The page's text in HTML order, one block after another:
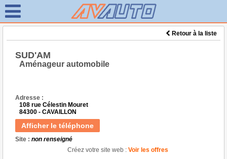
Retour à la liste
SUD'AM
Aménageur automobile
Adresse :
108 rue Célestin Mouret
84300 - CAVAILLON
Afficher le téléphone
Site : non renseigné
Créez votre site web : Voir les offres